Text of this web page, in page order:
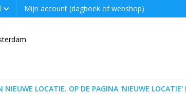
Mijn account (dagboek of webshop)
LOCATIE. OP DE PAGINA 'NIEUWE